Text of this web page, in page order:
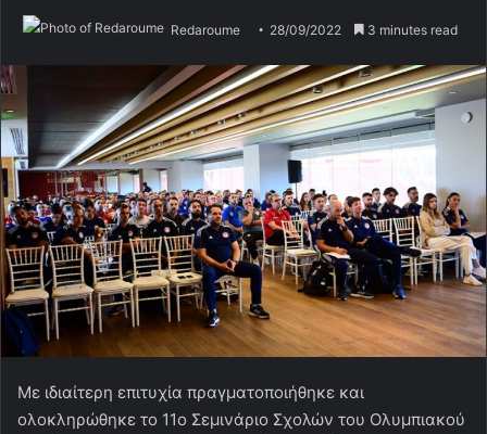
Redaroume 28/09/2022 3 minutes read
Με ιδιαίτερη επιτυχία πραγματοποιήθηκε και
ολοκληρώθηκε το 11ο Σεμινάριο Σχολών του Ολυμπιακού